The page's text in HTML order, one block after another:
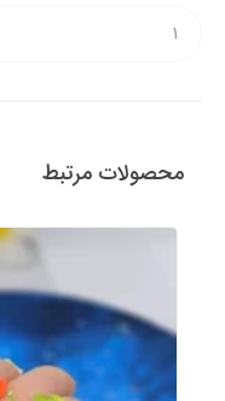
محصولات مرتبط